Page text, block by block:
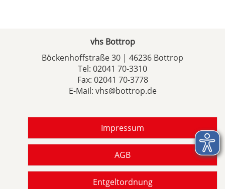
vhs Bottrop
Böckenhoffstraße 30 | 46236 Bottrop
Tel: 02041 70-3310
Fax: 02041 70-3778
E-Mail: vhs@bottrop.de
Impressum
AGB
Entgeltordnung